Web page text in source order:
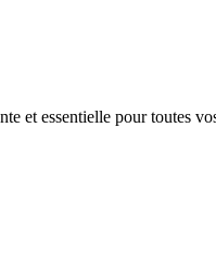
et essentielle pour toutes